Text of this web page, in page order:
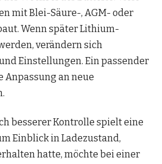
mit Blei-Säure-, AGM- oder
Wenn später Lithium-
verändern sich
Einstellungen. Ein passender
an neue
besserer Kontrolle spielt eine
Einblick in Ladezustand,
hatte, möchte bei einer